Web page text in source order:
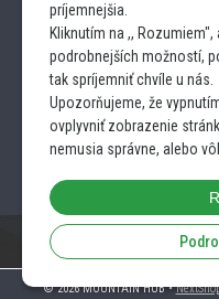
príjemnejšia.
Kliknutím na ,,
podrobnejších možností,
tak spríjemniť chvíle u nás.
Upozorňujeme, že
ovplyvniť zobrazenie
nemusia správne, alebo
© 2026 MOUNTAIN HUB •